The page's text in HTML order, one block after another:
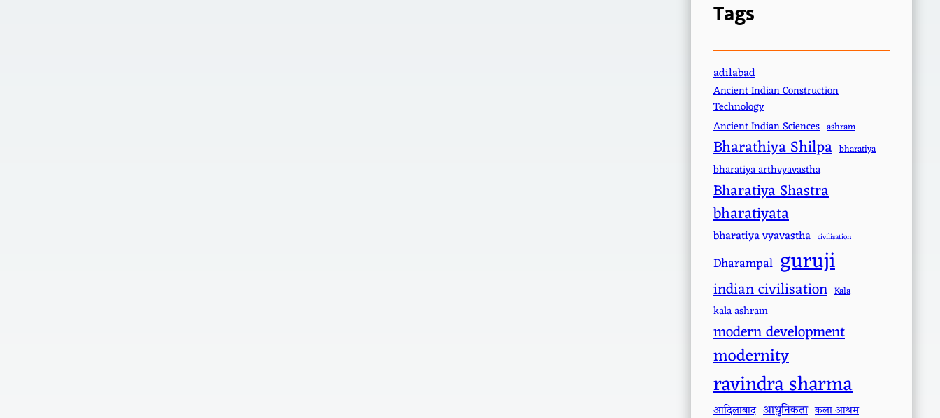
Tags
adilabad
Ancient Indian Construction
Technology
Ancient Indian Sciences ashram
Bharathiya Shilpa bharatiya
bharatiya arthvyavastha
Bharatiya Shastra
bharatiyata
bharatiya vyavastha civilisation
Dharampal guruji
indian civilisation Kala
kala ashram
modern development
modernity
ravindra sharma
आदिलाबाद आधुनिकता कला आश्रम